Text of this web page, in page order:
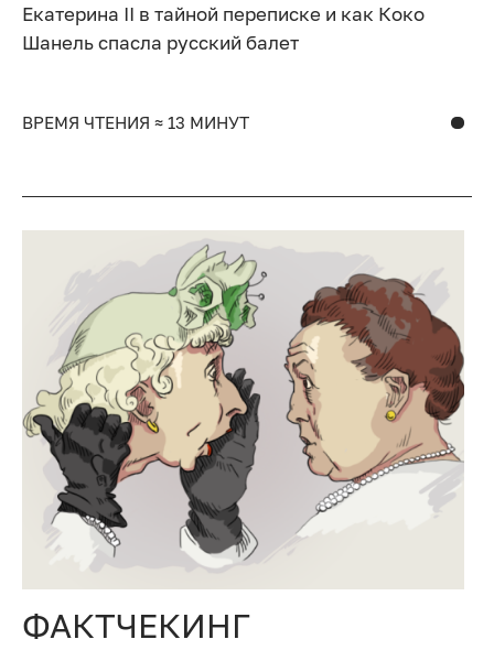
Екатерина II в тайной переписке и как Коко
Шанель спасла русский балет
ВРЕМЯ ЧТЕНИЯ ≈ 13 МИНУТ
ФАКТЧЕКИНГ